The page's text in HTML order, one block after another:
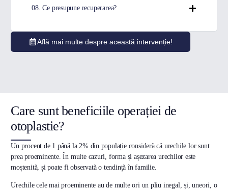
08. Ce presupune recuperarea?
Află mai multe despre această intervenție!
Care sunt beneficiile operației de
otoplastie?
Un procent de 1 până la 2% din populație consideră că urechile lor sunt
prea proeminente. În multe cazuri, forma și așezarea urechilor este
moștenită, și poate fi observată o tendință în familie.
Urechile cele mai proeminente au de multe ori un pliu inegal, și, uneori, o